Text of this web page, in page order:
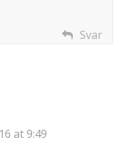
Svar
at 9:49